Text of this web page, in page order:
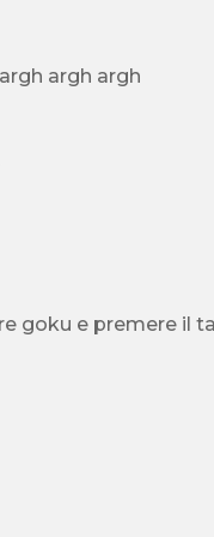
il sayan3 e imbattibile argh argh argh argh argh argh